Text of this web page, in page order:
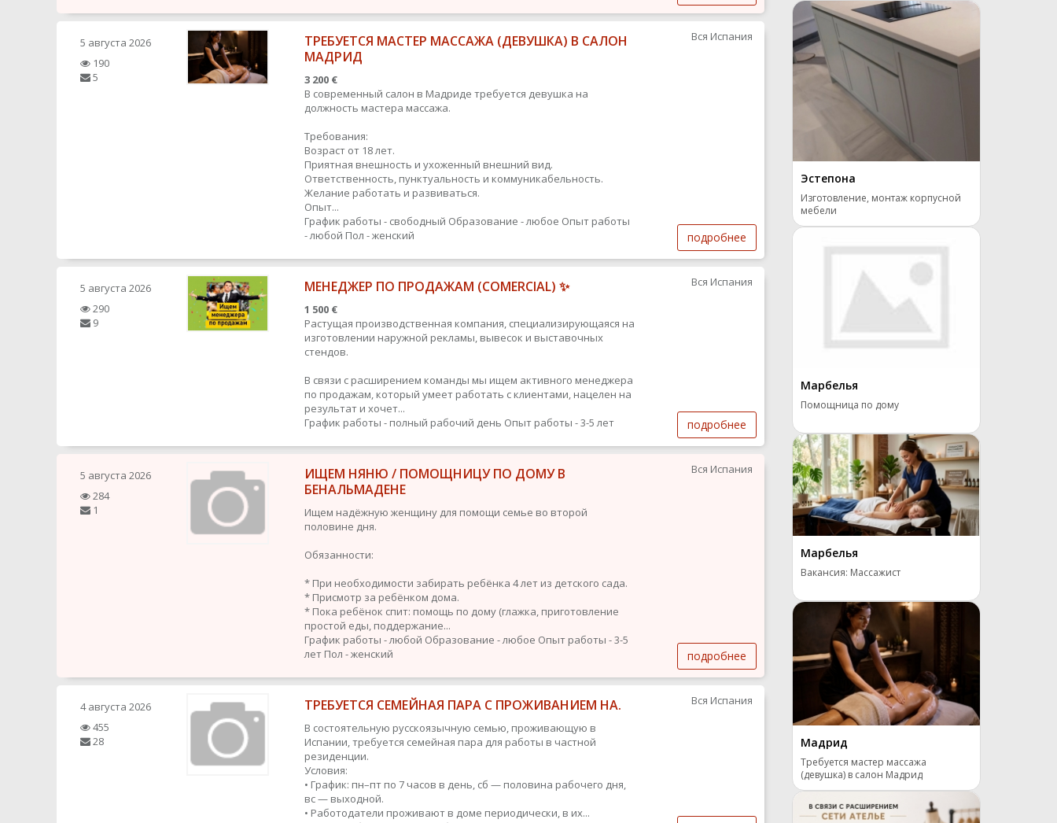
5 августа 2026
190
5
ТРЕБУЕТСЯ МАСТЕР МАССАЖА (ДЕВУШКА) В САЛОН
МАДРИД
3 200 €
В современный салон в Мадриде требуется девушка на
должность мастера массажа.
Требования:
Возраст от 18 лет.
Приятная внешность и ухоженный внешний вид.
Ответственность, пунктуальность и коммуникабельность.
Желание работать и развиваться.
Опыт...
График работы - свободный Образование - любое Опыт работы
- любой Пол - женский
Вся Испания
подробнее
5 августа 2026
290
9
МЕНЕДЖЕР ПО ПРОДАЖАМ (COMERCIAL) ✨
1 500 €
Растущая производственная компания, специализирующаяся на
изготовлении наружной рекламы, вывесок и выставочных
стендов.
В связи с расширением команды мы ищем активного менеджера
по продажам, который умеет работать с клиентами, нацелен на
результат и хочет...
График работы - полный рабочий день Опыт работы - 3-5 лет
Вся Испания
подробнее
5 августа 2026
284
1
ИЩЕМ НЯНЮ / ПОМОЩНИЦУ ПО ДОМУ В
БЕНАЛЬМАДЕНЕ
Ищем надёжную женщину для помощи семье во второй
половине дня.
Обязанности:
* При необходимости забирать ребёнка 4 лет из детского сада.
* Присмотр за ребёнком дома.
* Пока ребёнок спит: помощь по дому (глажка, приготовление
простой еды, поддержание...
График работы - любой Образование - любое Опыт работы - 3-5
лет Пол - женский
Вся Испания
подробнее
4 августа 2026
455
28
ТРЕБУЕТСЯ СЕМЕЙНАЯ ПАРА С ПРОЖИВАНИЕМ НА.
В состоятельную русскоязычную семью, проживающую в
Испании, требуется семейная пара для работы в частной
резиденции.
Условия:
• График: пн–пт по 7 часов в день, сб — половина рабочего дня,
вс — выходной.
• Работодатели проживают в доме периодически, в их...
Вся Испания
Эстепона
Изготовление, монтаж корпусной
мебели
Марбелья
Помощница по дому
Марбелья
Вакансия: Массажист
Мадрид
Требуется мастер массажа
(девушка) в салон Мадрид